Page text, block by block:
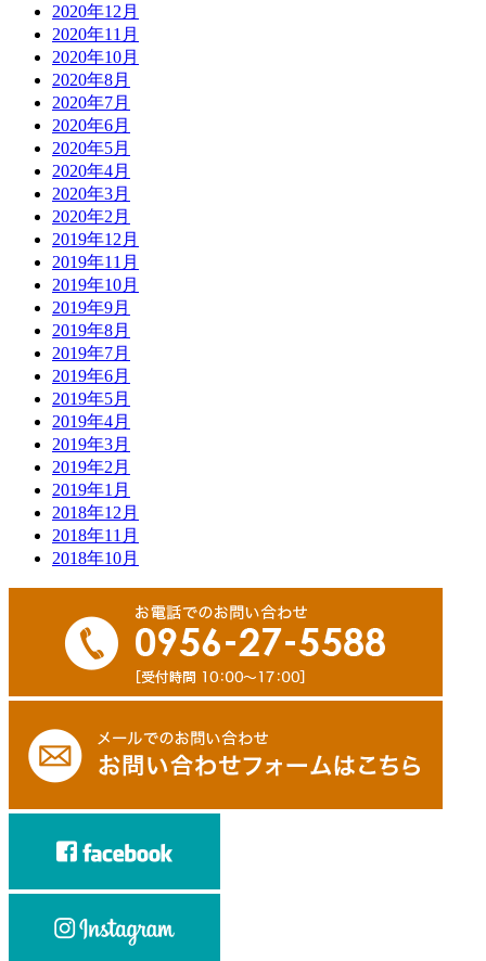
2020年12月
2020年11月
2020年10月
2020年8月
2020年7月
2020年6月
2020年5月
2020年4月
2020年3月
2020年2月
2019年12月
2019年11月
2019年10月
2019年9月
2019年8月
2019年7月
2019年6月
2019年5月
2019年4月
2019年3月
2019年2月
2019年1月
2018年12月
2018年11月
2018年10月